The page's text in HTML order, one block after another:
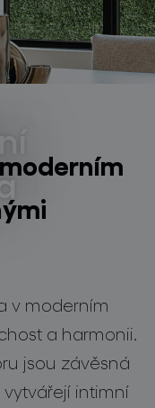
v moderním
a harmonii.
jsou závěsná
vytvářejí intimní